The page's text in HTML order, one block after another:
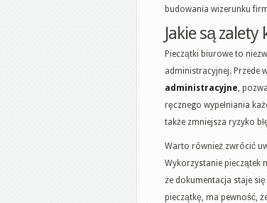
budowania wizerunku
Jakie są
Pieczątki biurowe to
administracyjnej. Przede
administracyjne ,
ręcznego wypełniania
także zmniejsza ryzyko
Warto również zwrócić
Wykorzystanie pieczątek
że dokumentacja staje
pieczątkę, ma pewność,